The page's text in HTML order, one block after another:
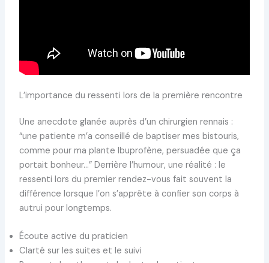
L’importance du ressenti lors de la première rencontre
Une anecdote glanée auprès d’un chirurgien rennais :
“une patiente m’a conseillé de baptiser mes bistouris,
comme pour ma plante Ibuprofène, persuadée que ça
portait bonheur…” Derrière l’humour, une réalité : le
ressenti lors du premier rendez-vous fait souvent la
différence lorsque l’on s’apprête à confier son corps à
autrui pour longtemps.
Écoute active du praticien
Clarté sur les suites et le suivi